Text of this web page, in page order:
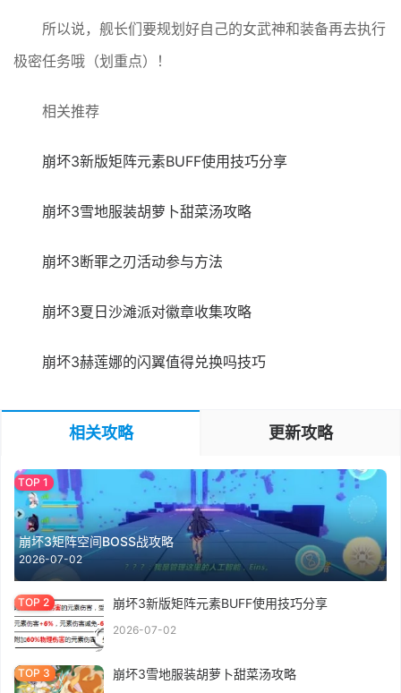
所以说，舰长们要规划好自己的女武神和装备再去执行
极密任务哦（划重点）！
相关推荐
崩坏3新版矩阵元素BUFF使用技巧分享
崩坏3雪地服装胡萝卜甜菜汤攻略
崩坏3断罪之刃活动参与方法
崩坏3夏日沙滩派对徽章收集攻略
崩坏3赫莲娜的闪翼值得兑换吗技巧
相关攻略 更新攻略
崩坏3矩阵空间BOSS战攻略
2026-07-02
崩坏3新版矩阵元素BUFF使用技巧分享
2026-07-02
崩坏3雪地服装胡萝卜甜菜汤攻略